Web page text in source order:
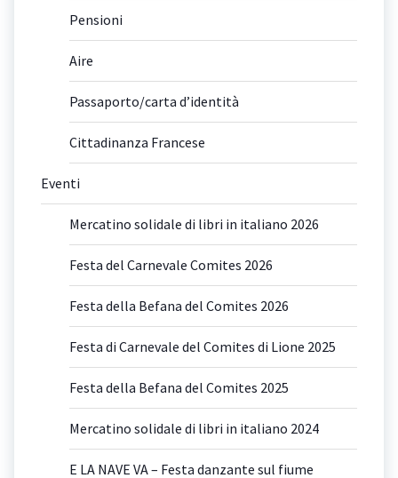
Pensioni
Aire
Passaporto/carta d’identità
Cittadinanza Francese
Eventi
Mercatino solidale di libri in italiano 2026
Festa del Carnevale Comites 2026
Festa della Befana del Comites 2026
Festa di Carnevale del Comites di Lione 2025
Festa della Befana del Comites 2025
Mercatino solidale di libri in italiano 2024
E LA NAVE VA – Festa danzante sul fiume